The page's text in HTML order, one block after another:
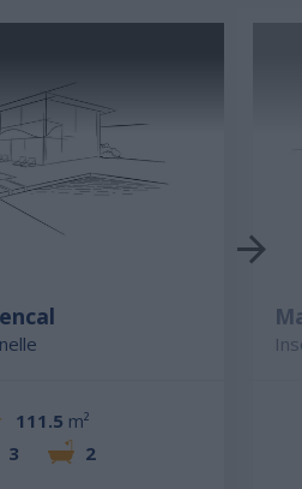
111.5 m²
3
2